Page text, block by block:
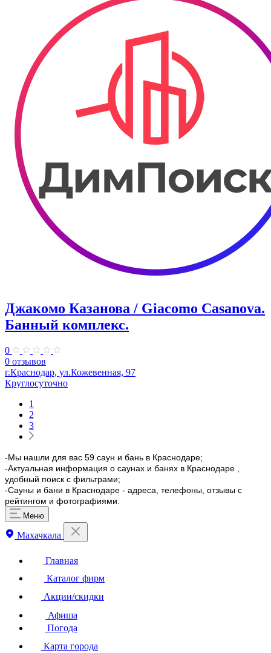
Джакомо Казанова / Giacomo Casanova.
Банный комплекс.
0
0 отзывов
г.Краснодар, ул.Кожевенная, 97
Круглосуточно
1
2
3
-Мы нашли для вас 59 саун и бань в Краснодаре;
-Актуальная информация о саунах и банях в Краснодаре ,
удобный поиск с фильтрами;
-Сауны и бани в Краснодаре - адреса, телефоны, отзывы с
рейтингом и фотографиями.
Меню
Махачкала
Главная
Каталог фирм
Акции/скидки
Афиша
Погода
Карта города